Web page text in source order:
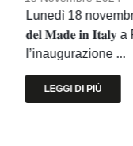
Lunedì 18
𝐝𝐞𝐥 𝐌𝐚𝐝𝐞 𝐢𝐧 𝐈𝐭𝐚𝐥𝐲
l’inaugurazione ...
LEGGI DI PIÙ